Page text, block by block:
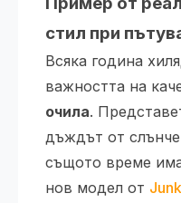
стил при
Всяка година
важността на
очила.
дъждът от
същото време
нов модел от